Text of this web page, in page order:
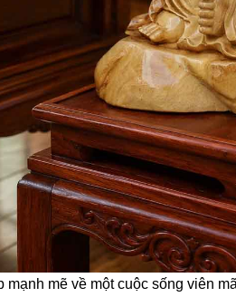
mạnh mẽ về một cuộc sống viên